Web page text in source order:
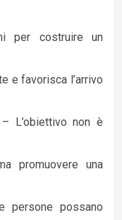
per costruire un
e favorisca l’arrivo
L’obiettivo non è
promuovere una
persone possano